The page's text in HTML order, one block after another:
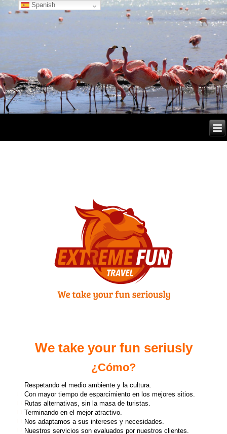
We take your fun seriusly
¿Cómo?
Respetando el medio ambiente y la cultura.
Con mayor tiempo de esparcimiento en los mejores sitios.
Rutas alternativas, sin la masa de turistas.
Terminando en el mejor atractivo.
Nos adaptamos a sus intereses y necesidades.
Nuestros servicios son evaluados por nuestros clientes.
Spanish